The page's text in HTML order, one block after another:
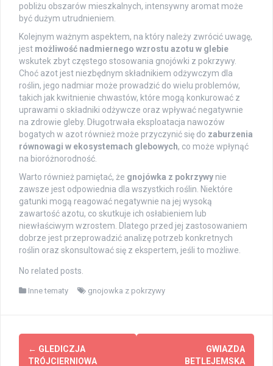
pobliżu obszarów mieszkalnych, intensywny aromat może
być dużym utrudnieniem.
Kolejnym ważnym aspektem, na który należy zwrócić uwagę,
jest możliwość nadmiernego wzrostu azotu w glebie
wskutek zbyt częstego stosowania gnojówki z pokrzywy.
Choć azot jest niezbędnym składnikiem odżywczym dla
roślin, jego nadmiar może prowadzić do wielu problemów,
takich jak kwitnienie chwastów, które mogą konkurować z
uprawami o składniki odżywcze oraz wpływać negatywnie
na zdrowie gleby. Długotrwała eksploatacja nawozów
bogatych w azot również może przyczynić się do zaburzenia
równowagi w ekosystemach glebowych, co może wpłynąć
na bioróżnorodność.
Warto również pamiętać, że gnojówka z pokrzywy nie
zawsze jest odpowiednia dla wszystkich roślin. Niektóre
gatunki mogą reagować negatywnie na jej wysoką
zawartość azotu, co skutkuje ich osłabieniem lub
niewłaściwym wzrostem. Dlatego przed jej zastosowaniem
dobrze jest przeprowadzić analizę potrzeb konkretnych
roślin oraz skonsultować się z ekspertem, jeśli to możliwe.
No related posts.
Inne tematy gnojowka z pokrzywy
Post
← GLEDICZJA
TRÓJCIERNIOWA
GWIAZDA
BETLEJEMSKA